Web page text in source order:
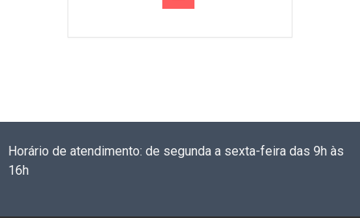
Horário de atendimento: de segunda a sexta-feira das 9h às
16h